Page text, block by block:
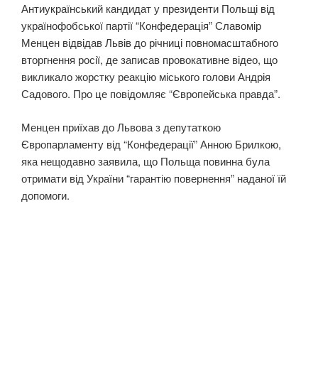
Антиукраїнський кандидат у президенти Польщі від
українофобської партії “Конфедерація” Славомір
Менцен відвідав Львів до річниці повномасштабного
вторгнення росії, де записав провокативне відео, що
викликало жорстку реакцію міського голови Андрія
Садового. Про це повідомляє “Європейська правда”.
Менцен приїхав до Львова з депутаткою
Європарламенту від “Конфедерації” Анною Брилкою,
яка нещодавно заявила, що Польща повинна була
отримати від України “гарантію повернення” наданої їй
допомоги.